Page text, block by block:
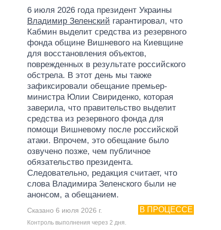
6 июля 2026 года президент Украины
Владимир Зеленский гарантировал, что
Кабмин выделит средства из резервного
фонда общине Вишневого на Киевщине
для восстановления объектов,
поврежденных в результате российского
обстрела. В этот день мы также
зафиксировали обещание премьер-
министра Юлии Свириденко, которая
заверила, что правительство выделит
средства из резервного фонда для
помощи Вишневому после российской
атаки. Впрочем, это обещание было
озвучено позже, чем публичное
обязательство президента.
Следовательно, редакция считает, что
слова Владимира Зеленского были не
анонсом, а обещанием.
В ПРОЦЕССЕ
Сказано 6 июля 2026 г.
Контроль выполнения через 2 дня.